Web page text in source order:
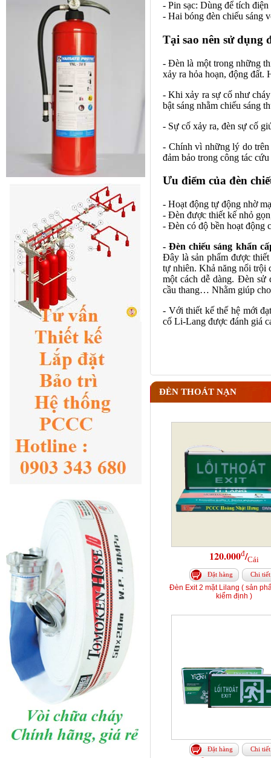
- Pin sạc: Dùng để tích
- Hai bóng đèn chiếu sáng
Tại sao nên sử dụng
- Đèn là một trong những
xảy ra hỏa hoạn, động đất.
- Khi xảy ra sự cố như
bật sáng nhằm chiếu sáng
- Sự cố xảy ra, đèn sự cố
- Chính vì những lý do trên
đảm bảo trong công tác
Ưu điểm của đèn
- Hoạt động tự động nhờ
- Đèn được thiết kế nhỏ
- Đèn có độ bền hoạt động
- Đèn chiếu sáng khẩn
Đây là sản phẩm được
tự nhiên. Khả năng nổi trội
một cách dễ dàng. Đèn sử
cầu thang… Nhằm giúp
- Với thiết kế thế hệ mới
cố Li-Lang được đánh giá
ĐÈN THOÁT NẠN
120.000đ/Cái
Đặt hàng Chi tiết
Đèn Exit 2 mặt Lilang ( sản
kiểm định )
Đặt hàng Chi tiết